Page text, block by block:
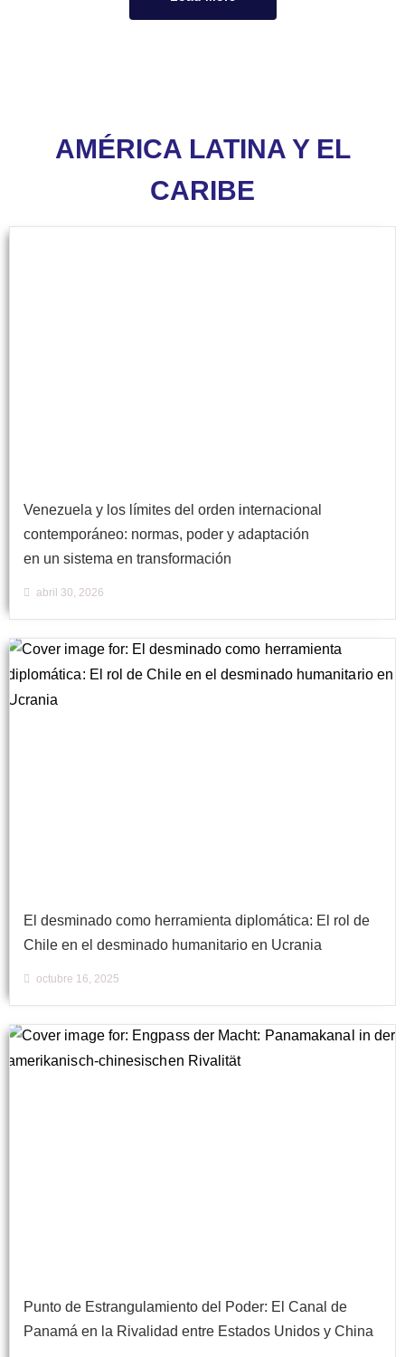
AMÉRICA LATINA Y EL
CARIBE
Venezuela y los límites del orden internacional
contemporáneo: normas, poder y adaptación
en un sistema en transformación
abril 30, 2026
El desminado como herramienta diplomática: El rol de
Chile en el desminado humanitario en Ucrania
octubre 16, 2025
Punto de Estrangulamiento del Poder: El Canal de
Panamá en la Rivalidad entre Estados Unidos y China